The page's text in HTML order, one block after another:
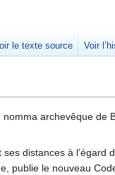
nomma archevêque de
distances à l’égard
publie le nouveau
le texte source Voir